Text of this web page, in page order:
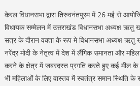
केरल विधानसभा द्वारा तिरुवनंतपुरम में 26 मई से
विधायक सम्मेलन में उत्तराखंड विधानसभा अध्यक्ष ऋतु
सत्र के दौरान वक्ता के रूप मे विधानसभा अध्यक्ष ऋतु
नरेंद्र मोदी के नेतृत्व में देश में लैंगिक समानता और
करने के क्षेत्र में जबरदस्त प्रगति करते हुए कई मील के
भी महिलाओं के लिए वास्तव में स्वतंत्र समान स्थिति के